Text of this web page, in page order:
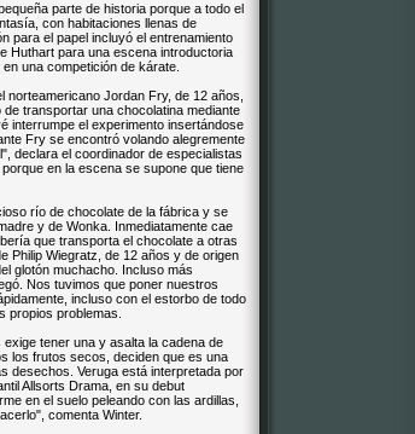
parte de historia porque a todo el
con habitaciones llenas de
para el papel incluyó el entrenamiento
Huthart para una escena introductoria
una competición de kárate.
norteamericano Jordan Fry, de 12 años,
transportar una chocolatina mediante
interrumpe el experimento insertándose
Fry se encontró volando alegremente
declara el coordinador de especialistas
en la escena se supone que tiene
río de chocolate de la fábrica y se
y de Wonka. Inmediatamente cae
que transporta el chocolate a otras
Philip Wiegratz, de 12 años y de origen
glotón muchacho. Incluso más
Nos tuvimos que poner nuestros
incluso con el estorbo de todo
propios problemas.
tener una y asalta la cadena de
los frutos secos, deciden que es una
desechos. Veruga está interpretada por
Allsorts Drama, en su debut
en el suelo peleando con las ardillas,
comenta Winter.